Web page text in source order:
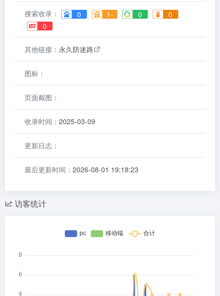
搜索收录： 0 1- 0
0
0
其他链接： 永久防迷路
图标：
页面截图：
收录时间： 2025-03-09
更新日志：
最后更新时间： 2026-08-01 19:18:23
访客统计